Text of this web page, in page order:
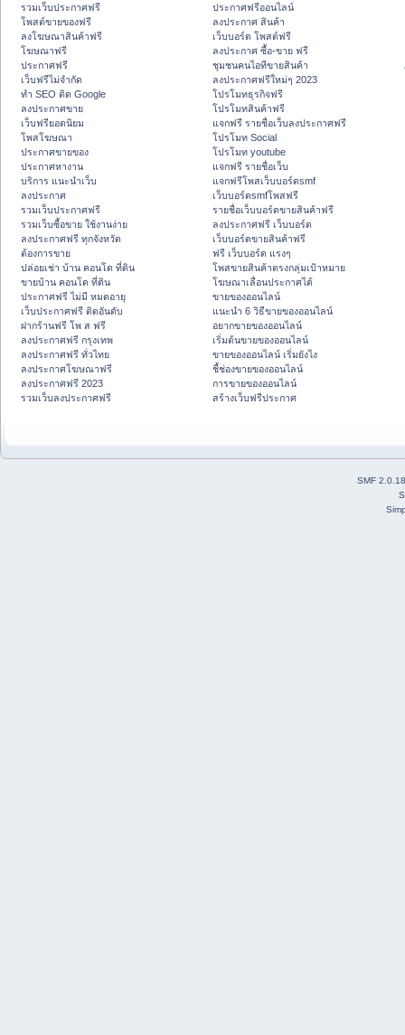
รวมเว็บประกาศฟรี
โพสต์ขายของฟรี
ลงโฆษณาสินค้าฟรี
โฆษณาฟรี
ประกาศฟรี
เว็บฟรีไม่จำกัด
ทำ SEO ติด Google
ลงประกาศขาย
เว็บฟรียอดนิยม
โพสโฆษณา
ประกาศขายของ
ประกาศหางาน
บริการ แนะนำเว็บ
ลงประกาศ
รวมเว็บประกาศฟรี
รวมเว็บซื้อขาย ใช้งานง่าย
ลงประกาศฟรี ทุกจังหวัด
ต้องการขาย
ปล่อยเช่า บ้าน คอนโด ที่ดิน
ขายบ้าน คอนโด ที่ดิน
ประกาศฟรี ไม่มี หมดอายุ
เว็บประกาศฟรี ติดอันดับ
ฝากร้านฟรี โพ ส ฟรี
ลงประกาศฟรี กรุงเทพ
ลงประกาศฟรี ทั่วไทย
ลงประกาศโฆษณาฟรี
ลงประกาศฟรี 2023
รวมเว็บลงประกาศฟรี
ประกาศฟรีออนไลน์
ลงประกาศ สินค้า
เว็บบอร์ด โพสต์ฟรี
ลงประกาศ ซื้อ-ขาย ฟรี
ชุมชนคนไอทีขายสินค้า
ลงประกาศฟรีใหม่ๆ 2023
โปรโมทธุรกิจฟรี
โปรโมทสินค้าฟรี
แจกฟรี รายชื่อเว็บลงประกาศฟรี
โปรโมท Social
โปรโมท youtube
แจกฟรี รายชื่อเว็บ
แจกฟรีโพสเว็บบอร์ดsmf
เว็บบอร์ดsmfโพสฟรี
รายชื่อเว็บบอร์ดขายสินค้าฟรี
ลงประกาศฟรี เว็บบอร์ด
เว็บบอร์ดขายสินค้าฟรี
ฟรี เว็บบอร์ด แรงๆ
โพสขายสินค้าตรงกลุ่มเป้าหมาย
โฆษณาเลื่อนประกาศได้
ขายของออนไลน์
แนะนำ 6 วิธีขายของออนไลน์
อยากขายของออนไลน์
เริ่มต้นขายของออนไลน์
ขายของออนไลน์ เริ่มยังไง
ชี้ช่องขายของออนไลน์
การขายของออนไลน์
สร้างเว็บฟรีประกาศ
SMF 2.0.18